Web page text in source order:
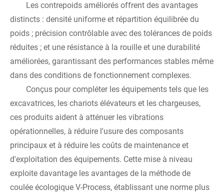
Les contrepoids améliorés offrent des avantages
distincts : densité uniforme et répartition équilibrée du
poids ; précision contrôlable avec des tolérances de poids
réduites ; et une résistance à la rouille et une durabilité
améliorées, garantissant des performances stables même
dans des conditions de fonctionnement complexes.
Conçus pour compléter les équipements tels que les
excavatrices, les chariots élévateurs et les chargeuses,
ces produits aident à atténuer les vibrations
opérationnelles, à réduire l'usure des composants
principaux et à réduire les coûts de maintenance et
d'exploitation des équipements. Cette mise à niveau
exploite davantage les avantages de la méthode de
coulée écologique V-Process, établissant une norme plus